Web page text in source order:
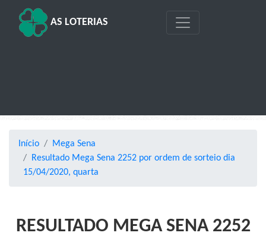
AS LOTERIAS
Início
Mega Sena
Resultado Mega Sena 2252 por ordem de sorteio dia
15/04/2020, quarta
RESULTADO MEGA SENA 2252